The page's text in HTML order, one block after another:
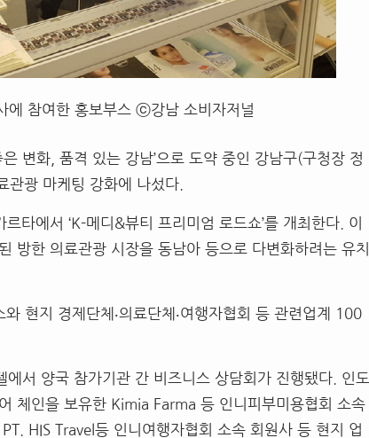
에 참여한 홍보부스 ⓒ강남 소비자저널
은 변화 품격 있는 강남’으로 도약 중인 강남구(구청장 정
관광 마케팅 강화에 나섰다
르타에서 ‘K-메디 &뷰티 프리미엄 로드쇼’를 개최한다
이
방한 의료관광 시장을 동남아 등으로 다변화하려는 유치
와 현지 경제단체‧의료단체‧여행자협회 등 관련업계
100
에서 양국 참가기관 간 비즈니스 상담회가 진행됐다
인도
체인을 보유한 Kimia Farma 등 인니피부미용협회 소속
PT. HIS Travel 등 인니여행자협회 소속 회원사 등 현지 업